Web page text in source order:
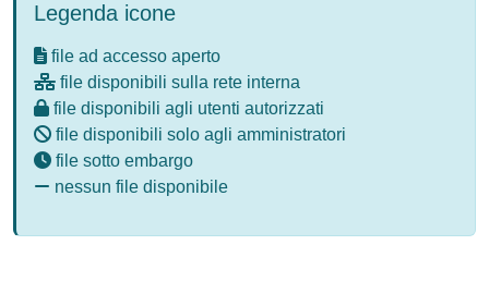
Legenda icone
file ad accesso aperto
file disponibili sulla rete interna
file disponibili agli utenti autorizzati
file disponibili solo agli amministratori
file sotto embargo
nessun file disponibile